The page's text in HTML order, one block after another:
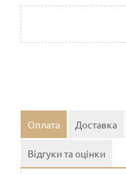
Оплата Доставка
Відгуки та оцінки